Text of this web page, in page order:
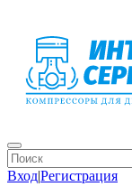
Вход|Регистрация